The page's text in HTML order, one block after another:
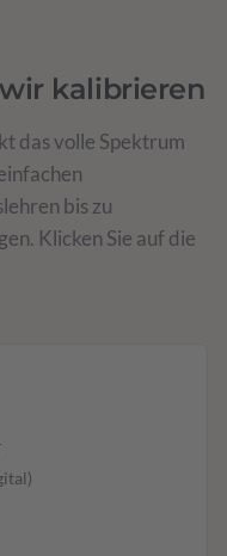
kalibrieren
das volle Spektrum
bis zu
Klicken Sie auf die